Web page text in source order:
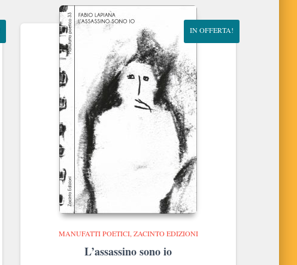
IN OFFERTA!
MANUFATTI POETICI ZACINTO EDIZIONI
L’assassino sono io